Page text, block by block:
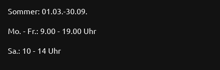
Sommer: 01.03.-30.09.
Mo. - Fr.: 9.00 - 19.00 Uhr
Sa.: 10 - 14 Uhr